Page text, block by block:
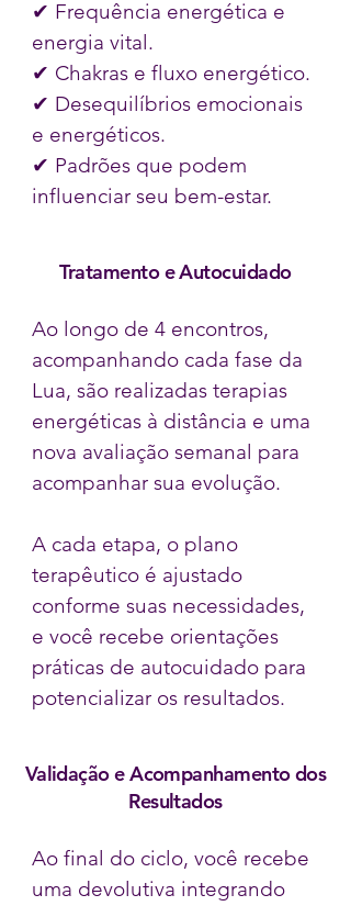
✔ Frequência energética e
energia vital.
✔ Chakras e fluxo energético.
✔ Desequilíbrios emocionais
e energéticos.
✔ Padrões que podem
influenciar seu bem-estar.
Tratamento e Autocuidado
Ao longo de 4 encontros,
acompanhando cada fase da
Lua, são realizadas terapias
energéticas à distância e uma
nova avaliação semanal para
acompanhar sua evolução.
A cada etapa, o plano
terapêutico é ajustado
conforme suas necessidades,
e você recebe orientações
práticas de autocuidado para
potencializar os resultados.
Validação e Acompanhamento dos
Resultados
Ao final do ciclo, você recebe
uma devolutiva integrando